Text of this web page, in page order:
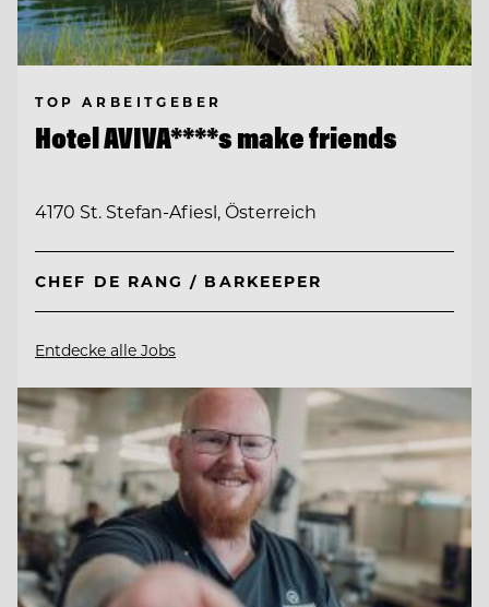
TOP ARBEITGEBER
Hotel AVIVA****s make friends
4170 St. Stefan-Afiesl, Österreich
CHEF DE RANG / BARKEEPER
Entdecke alle Jobs